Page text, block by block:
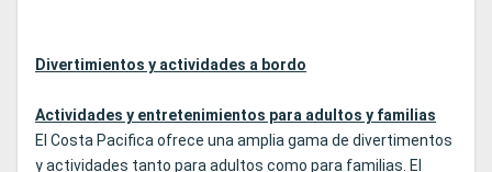
Divertimientos y actividades a bordo
Actividades y entretenimientos para adultos y familias
El Costa Pacifica ofrece una amplia gama de divertimentos
y actividades tanto para adultos como para familias. El